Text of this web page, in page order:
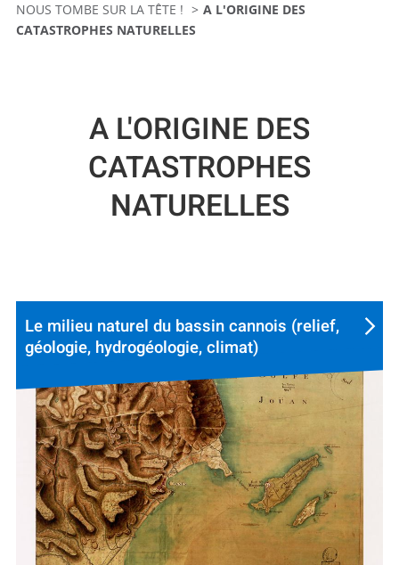
NOUS TOMBE SUR LA TÊTE !
A L'ORIGINE DES
CATASTROPHES NATURELLES
A L'ORIGINE DES
CATASTROPHES
NATURELLES
Le milieu naturel du bassin cannois (relief,
géologie, hydrogéologie, climat)